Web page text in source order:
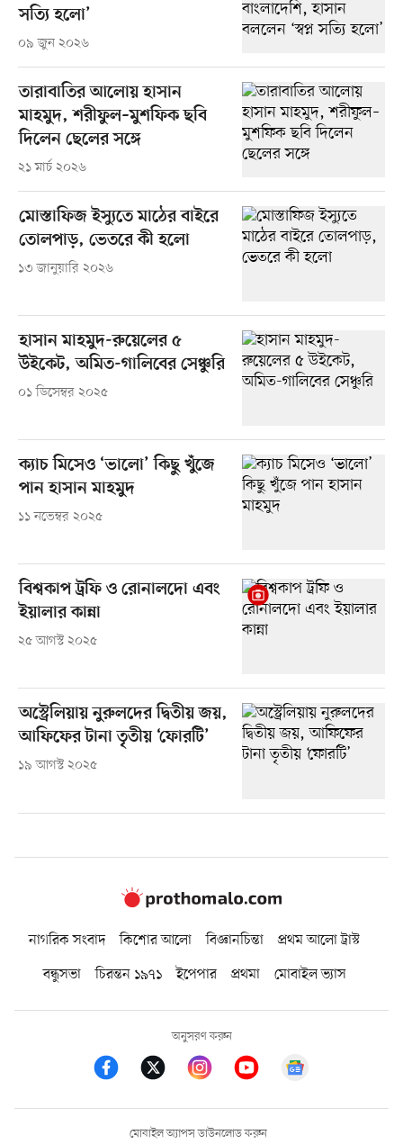
সত্যি হলো’
০৯ জুন ২০২৬
তারাবাতির আলোয় হাসান
মাহমুদ, শরীফুল–মুশফিক ছবি
দিলেন ছেলের সঙ্গে
২১ মার্চ ২০২৬
মোস্তাফিজ ইস্যুতে মাঠের বাইরে
তোলপাড়, ভেতরে কী হলো
১৩ জানুয়ারি ২০২৬
হাসান মাহমুদ-রুয়েলের ৫
উইকেট, অমিত-গালিবের সেঞ্চুরি
০১ ডিসেম্বর ২০২৫
ক্যাচ মিসেও ‘ভালো’ কিছু খুঁজে
পান হাসান মাহমুদ
১১ নভেম্বর ২০২৫
বিশ্বকাপ ট্রফি ও রোনালদো এবং
ইয়ালার কান্না
২৫ আগস্ট ২০২৫
অস্ট্রেলিয়ায় নুরুলদের দ্বিতীয় জয়,
আফিফের টানা তৃতীয় ‘ফোরটি’
১৯ আগস্ট ২০২৫
নাগরিক সংবাদ কিশোর আলো বিজ্ঞানচিন্তা
প্রথম আলো ট্রাস্ট
বন্ধুসভা
চিরন্তন ১৯৭১ ইপেপার প্রথমা মোবাইল ভ্যাস
অনুসরণ করুন
মোবাইল অ্যাপস ডাউনলোড করুন